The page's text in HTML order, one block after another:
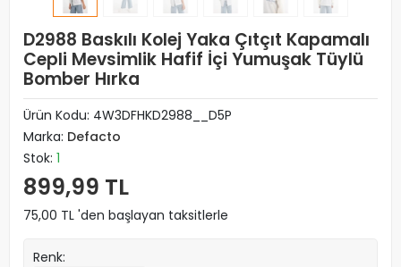
D2988 Baskılı Kolej Yaka Çıtçıt Kapamalı
Cepli Mevsimlik Hafif İçi Yumuşak Tüylü
Bomber Hırka
Ürün Kodu: 4W3DFHKD2988__D5P
Marka: Defacto
Stok: 1
899,99 TL
75,00 TL 'den başlayan taksitlerle
Renk: